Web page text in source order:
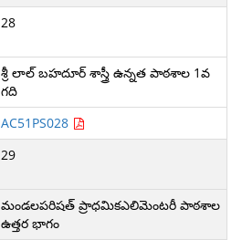
28
శ్రీ లాల్ బహదూర్ శాస్త్రీ ఉన్నత పాఠశాల 1వ
గది
AC51PS028
29
మండలపరిషత్ ప్రాధమికఎలిమెంటరీ పాఠశాల
ఉత్తర భాగం